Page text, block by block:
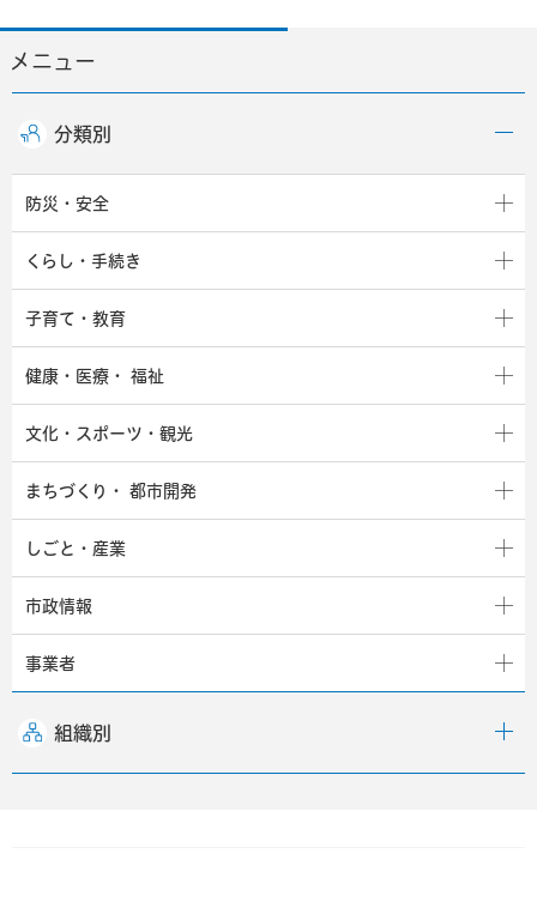
メニュー
分類別
防災・安全
くらし・手続き
子育て・教育
健康・医療・ 福祉
文化・スポーツ・観光
まちづくり・ 都市開発
しごと・産業
市政情報
事業者
組織別